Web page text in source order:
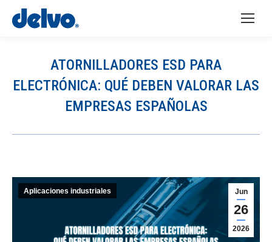
ATORNILLADORES ESD PARA
ELECTRÓNICA: QUÉ DEBEN VALORAR LAS
EMPRESAS ESPAÑOLAS
Jun
26
2026
Aplicaciones industriales